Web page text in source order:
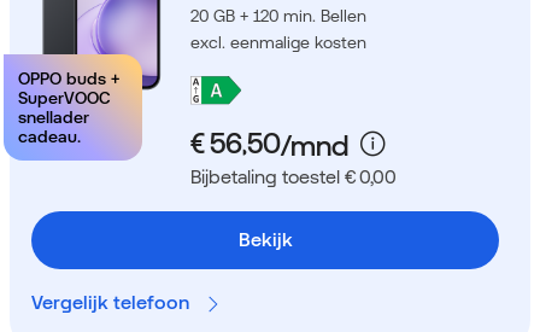
OPPO buds +
SuperVOOC
snellader
cadeau.
20 GB + 120 min. Bellen
excl. eenmalige kosten
Bijbetaling toestel € 0,00
Bekijk
Vergelijk telefoon